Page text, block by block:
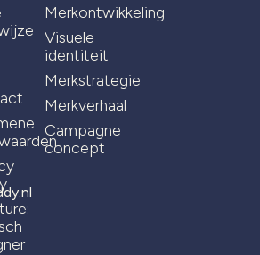
Merkontwikkeling
Visuele
identiteit
Merkstrategie
Merkverhaal
Campagne
concept